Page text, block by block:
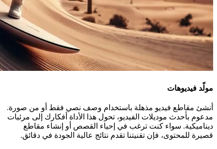
مولّد فيديوهات
أنشئ مقاطع فيديو مذهلة باستخدام وصف نصي فقط أو من صورة.
مدعوم بأحدث موديلات الفيديو، تحول هذا الأداة أفكارك إلى مرئيات
ديناميكية. سواء كنت ترغب في إحياء القصص أو إنشاء مقاطع
قصيرة للمحتوى، فإن تقنيتنا تقدم نتائج عالية الجودة في دقائق.